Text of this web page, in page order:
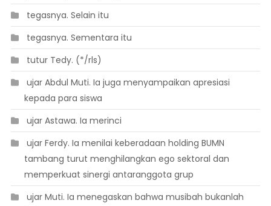
 tegasnya. Selain itu
 tegasnya. Sementara itu
 tutur Tedy. (*/rls)
 ujar Abdul Muti. Ia juga menyampaikan apresiasi
kepada para siswa
 ujar Astawa. Ia merinci
 ujar Ferdy. Ia menilai keberadaan holding BUMN
tambang turut menghilangkan ego sektoral dan
memperkuat sinergi antaranggota grup
 ujar Muti. Ia menegaskan bahwa musibah bukanlah